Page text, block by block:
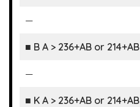
—
■ B A > 236+AB or 214+AB
—
■ K A > 236+AB or 214+AB